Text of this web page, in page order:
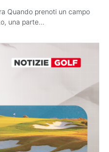
Quando prenoti un campo
una parte…